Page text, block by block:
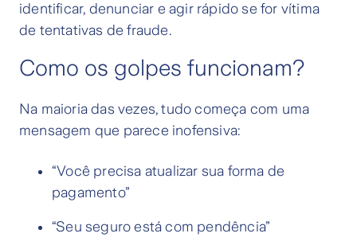
identificar, denunciar e agir rápido se for vítima
de tentativas de fraude.
Como os golpes funcionam?
Na maioria das vezes, tudo começa com uma
mensagem que parece inofensiva:
“Você precisa atualizar sua forma de
pagamento”
“Seu seguro está com pendência”